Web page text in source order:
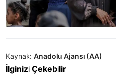
Kaynak: Anadolu Ajansı (AA)